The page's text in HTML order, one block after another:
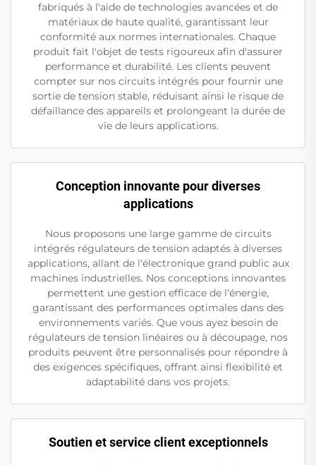
fabriqués à l'aide de technologies avancées et de
matériaux de haute qualité, garantissant leur
conformité aux normes internationales. Chaque
produit fait l'objet de tests rigoureux afin d'assurer
performance et durabilité. Les clients peuvent
compter sur nos circuits intégrés pour fournir une
sortie de tension stable, réduisant ainsi le risque de
défaillance des appareils et prolongeant la durée de
vie de leurs applications.
Conception innovante pour diverses
applications
Nous proposons une large gamme de circuits
intégrés régulateurs de tension adaptés à diverses
applications, allant de l'électronique grand public aux
machines industrielles. Nos conceptions innovantes
permettent une gestion efficace de l'énergie,
garantissant des performances optimales dans des
environnements variés. Que vous ayez besoin de
régulateurs de tension linéaires ou à découpage, nos
produits peuvent être personnalisés pour répondre à
des exigences spécifiques, offrant ainsi flexibilité et
adaptabilité dans vos projets.
Soutien et service client exceptionnels